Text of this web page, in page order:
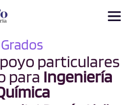
Grados
particulares
para Ingeniería